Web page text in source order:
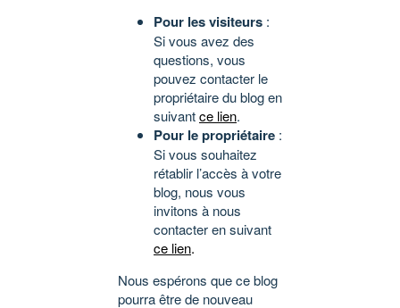
Pour les visiteurs :
Si vous avez des
questions, vous
pouvez contacter le
propriétaire du blog en
suivantce lien.
Pour le propriétaire :
Si vous souhaitez
rétablir l’accès à votre
blog, nous vous
invitons à nous
contacter en suivant
ce lien.
Nous espérons que ce blog
pourra être de nouveau